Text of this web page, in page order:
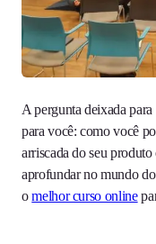
A pergunta deixada
para você: como você
arriscada do seu
aprofundar no mundo
omelhor curso online